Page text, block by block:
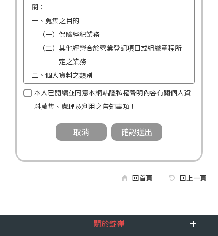
閱：
一、蒐集之目的
（一）保險經紀業務
（二）其他經營合於營業登記項目或組織章程所
定之業務
二、個人資料之類別
（一）姓名
（二）性別
三、個人資料利用之期間、地區、對象及方式
（一）期間：蒐集之目的存續期間及依法令規定
（四）方式：自動化機器或其他非自動化之方
本人已閱讀並同意本網站隱私權聲明內容有關個人資
料蒐集、處理及利用之告知事項！
回首頁 回上一頁
關於錠嵂